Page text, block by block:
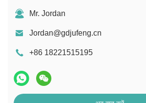
Mr. Jordan
Jordan@gdjufeng.cn
+86 18221515195